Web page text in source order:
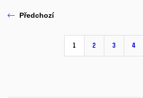
Předchozí
1 2 3 4